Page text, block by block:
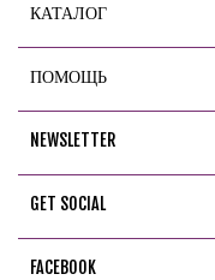
КАТАЛОГ
ПОМОЩЬ
NEWSLETTER
GET SOCIAL
FACEBOOK